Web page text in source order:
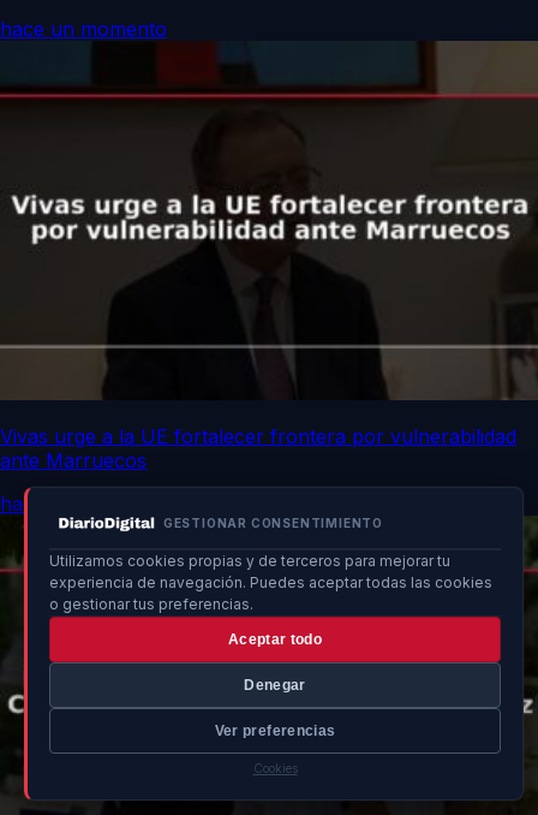
GESTIONAR CONSENTIMIENTO
Utilizamos cookies propias y de terceros para mejorar tu
experiencia de navegación. Puedes aceptar todas las cookies
o gestionar tus preferencias.
Aceptar todo
Denegar
Ver preferencias
Cookies
hace un momento
Vivas urge a la UE fortalecer frontera por vulnerabilidad
ante Marruecos
hace un momento